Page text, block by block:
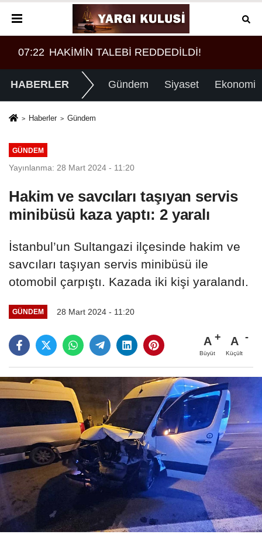
07:52 Borç patladı icra fırladı
HABERLER Gündem Siyaset Ekonomi
Haberler Gündem
GÜNDEM
Yayınlanma: 28 Mart 2024 - 11:20
Hakim ve savcıları taşıyan servis
minibüsü kaza yaptı: 2 yaralı
İstanbul’un Sultangazi ilçesinde hakim ve
savcıları taşıyan servis minibüsü ile
otomobil çarpıştı. Kazada iki kişi yaralandı.
GÜNDEM 28 Mart 2024 - 11:20
A
Büyüt
A
Küçült